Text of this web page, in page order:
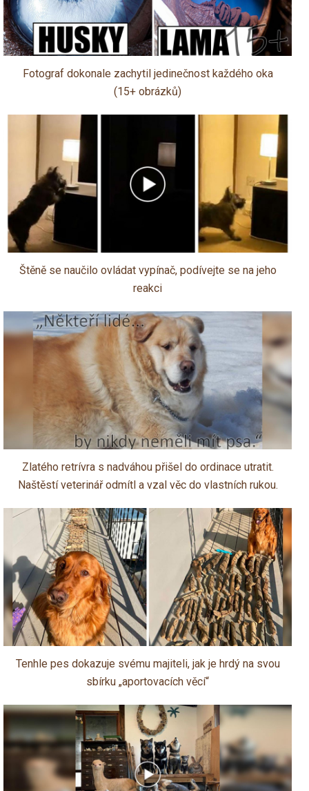
Fotograf dokonale zachytil jedinečnost každého oka
(15+ obrázků)
Štěně se naučilo ovládat vypínač, podívejte se na jeho
reakci
Zlatého retrívra s nadváhou přišel do ordinace utratit.
Naštěstí veterinář odmítl a vzal věc do vlastních rukou.
Tenhle pes dokazuje svému majiteli, jak je hrdý na svou
sbírku „aportovacích věcí“